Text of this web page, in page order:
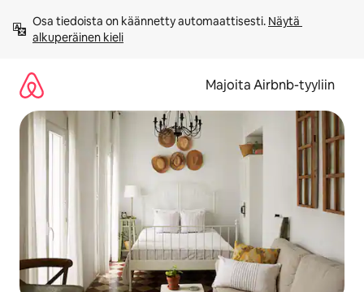
sisältö
väliin
Osa tiedoista on käännetty automaattisesti. Näytä
alkuperäinen kieli
Majoita Airbnb-tyyliin